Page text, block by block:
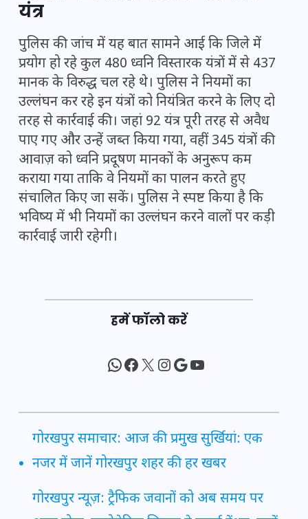
यंत्र
पुलिस की जांच में यह बात सामने आई कि जिले में
प्रयोग हो रहे कुल 480 ध्वनि विस्तारक यंत्रों में से 437
मानक के विरुद्ध चल रहे थे। पुलिस ने नियमों का
उल्लंघन कर रहे इन यंत्रों को नियंत्रित करने के लिए दो
तरह से कार्रवाई की। जहां 92 यंत्र पूरी तरह से अवैध
पाए गए और उन्हें जब्त किया गया, वहीं 345 यंत्रों की
आवाज़ को ध्वनि प्रदूषण मानकों के अनुरूप कम
कराया गया ताकि वे नियमों का पालन करते हुए
संचालित किए जा सकें। पुलिस ने स्पष्ट किया है कि
भविष्य में भी नियमों का उल्लंघन करने वालों पर कड़ी
कार्रवाई जारी रहेगी।
हमें फॉलो करें
WhatsApp
Facebook
X Instagram
Google
YouTube
गोरखपुर समाचार: आज की प्रमुख सुर्खियां: एक
नजर में जानें गोरखपुर शहर की हर खबर
गोरखपुर न्यूज़: ट्रैफिक जवानों को अब समय पर